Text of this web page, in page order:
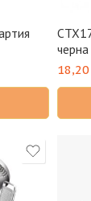
черна
18,20